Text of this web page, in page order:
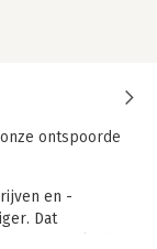
ontspoorde
en -
Dat